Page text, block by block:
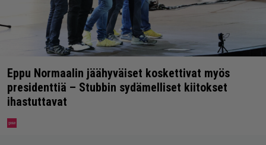
Eppu Normaalin jäähyväiset koskettivat myös
presidenttiä – Stubbin sydämelliset kiitokset
ihastuttavat